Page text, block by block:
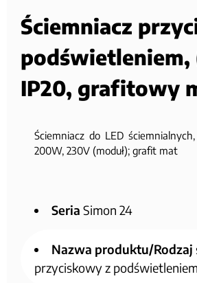
Ściemniacz
podświetleniem,
IP20, grafitowy
Ściemniacz do LED
200W, 230V (moduł); grafit mat
Seria Simon 24
Nazwa produktu/Rodzaj
przyciskowy z podświetleniem